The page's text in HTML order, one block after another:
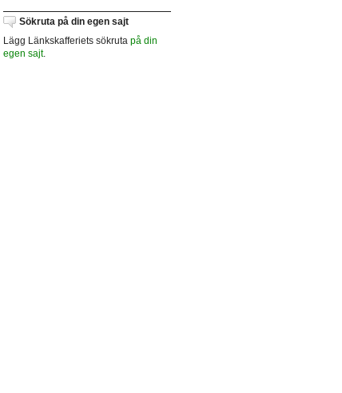
Sökruta på din egen sajt
Lägg Länkskafferiets sökruta på din
egen sajt.